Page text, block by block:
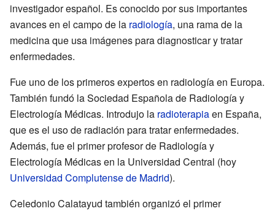
investigador español. Es conocido por sus importantes
avances en el campo de la radiología, una rama de la
medicina que usa imágenes para diagnosticar y tratar
enfermedades.
Fue uno de los primeros expertos en radiología en Europa.
También fundó la Sociedad Española de Radiología y
Electrología Médicas. Introdujo la radioterapiaen España,
que es el uso de radiación para tratar enfermedades.
Además, fue el primer profesor de Radiología y
Electrología Médicas en la Universidad Central (hoy
Universidad Complutense de Madrid).
Celedonio Calatayud también organizó el primer